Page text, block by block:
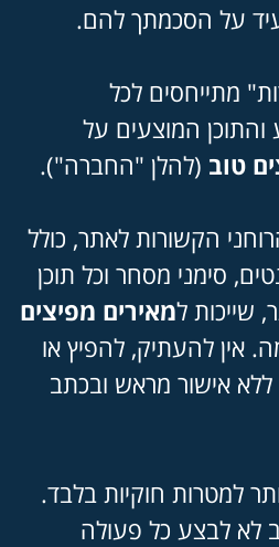
על הסכמתך להם.
מתייחסים לכל
והתוכן המוצעים על
טוב (להלן "החברה").
הקשורות לאתר, כולל
סימני מסחר וכל תוכן
שייכות למאירים מפיצים
אין להעתיק, להפיץ או
אישור מראש ובכתב
למטרות חוקיות בלבד.
לא לבצע כל פעולה